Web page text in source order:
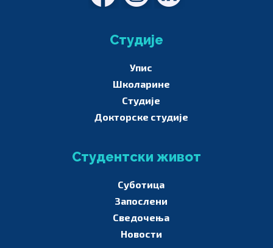
Студије
Упис
Школарине
Студије
Докторске студије
Студентски живот
Суботица
Запослени
Сведочења
Новости